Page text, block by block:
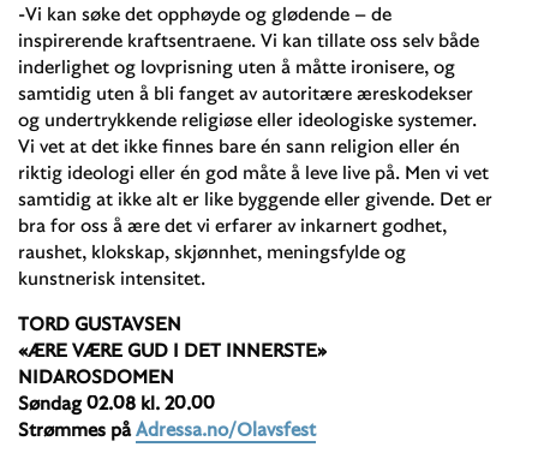
-Vi kan søke det opphøyde og glødende – de
inspirerende kraftsentraene. Vi kan tillate oss selv både
inderlighet og lovprisning uten å måtte ironisere, og
samtidig uten å bli fanget av autoritære æreskodekser
og undertrykkende religiøse eller ideologiske systemer.
Vi vet at det ikke finnes bare én sann religion eller én
riktig ideologi eller én god måte å leve live på. Men vi vet
samtidig at ikke alt er like byggende eller givende. Det er
bra for oss å ære det vi erfarer av inkarnert godhet,
raushet, klokskap, skjønnhet, meningsfylde og
kunstnerisk intensitet.
TORD GUSTAVSEN
«ÆRE VÆRE GUD I DET INNERSTE»
NIDAROSDOMEN
Søndag 02.08 kl. 20.00
Strømmes påAdressa.no/Olavsfest